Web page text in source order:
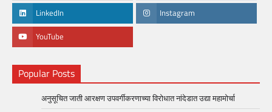
LinkedIn Instagram
YouTube
Popular Posts
अनुसूचित जाती आरक्षण उपवर्गीकरणाच्या विरोधात नांदेडात उद्या महामोर्चा